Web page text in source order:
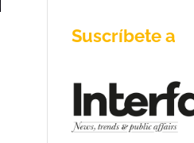
Suscríbete a